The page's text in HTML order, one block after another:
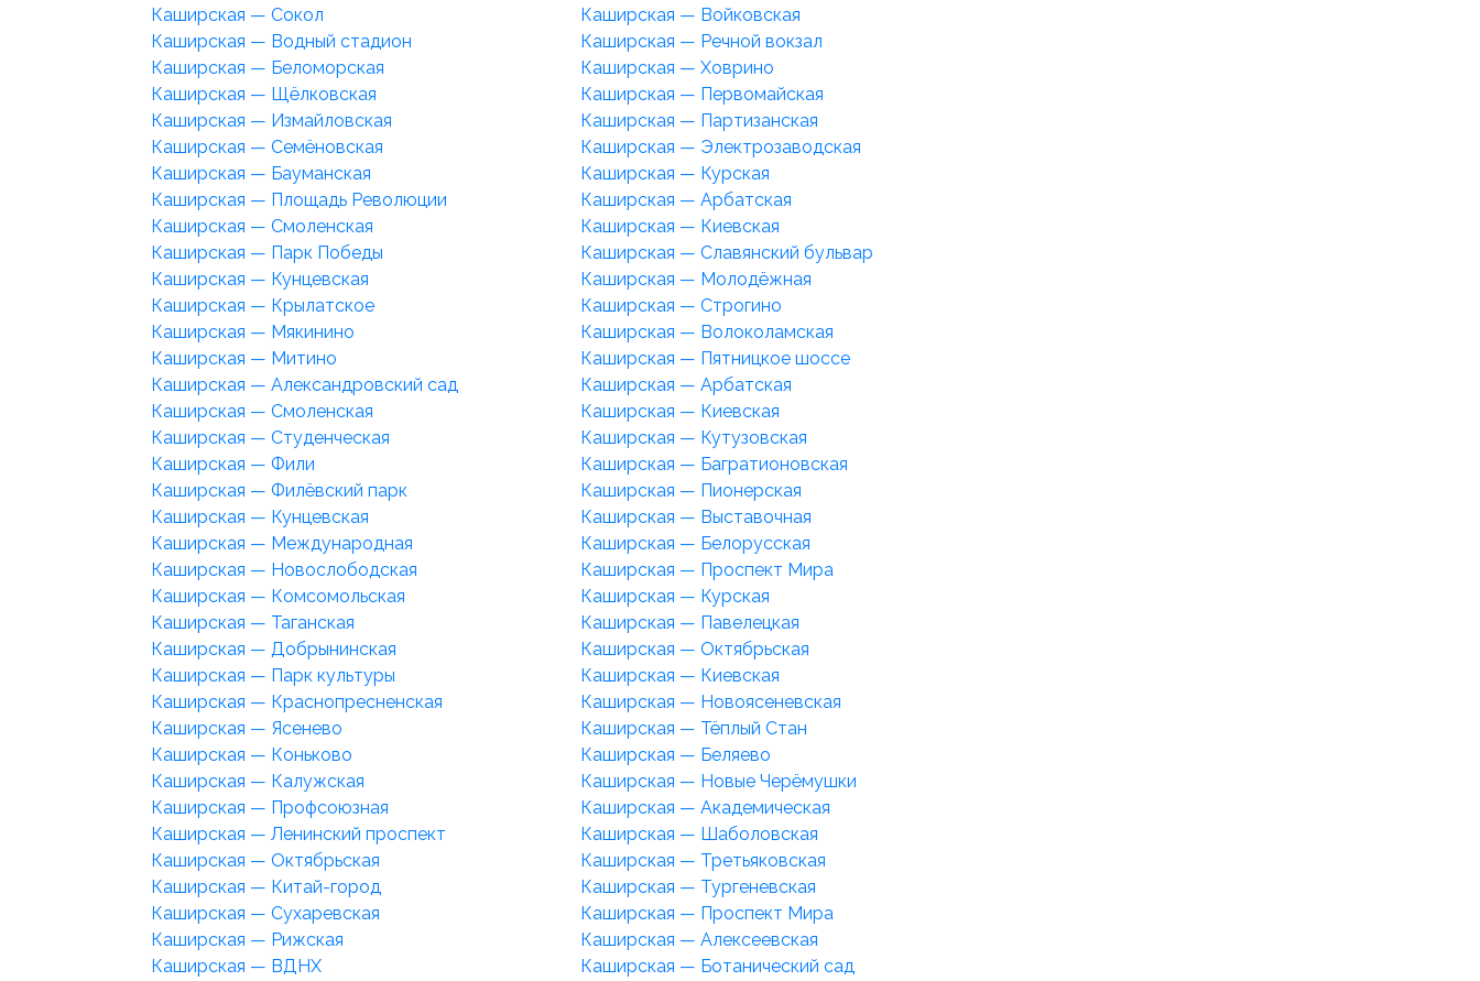
Каширская — Сокол
Каширская — Войковская
Каширская — Водный стадион
Каширская — Речной вокзал
Каширская — Беломорская
Каширская — Ховрино
Каширская — Щёлковская
Каширская — Первомайская
Каширская — Измайловская
Каширская — Партизанская
Каширская — Семёновская
Каширская — Электрозаводская
Каширская — Бауманская
Каширская — Курская
Каширская — Площадь Революции
Каширская — Арбатская
Каширская — Смоленская
Каширская — Киевская
Каширская — Парк Победы
Каширская — Славянский бульвар
Каширская — Кунцевская
Каширская — Молодёжная
Каширская — Крылатское
Каширская — Строгино
Каширская — Мякинино
Каширская — Волоколамская
Каширская — Митино
Каширская — Пятницкое шоссе
Каширская — Александровский сад
Каширская — Арбатская
Каширская — Смоленская
Каширская — Киевская
Каширская — Студенческая
Каширская — Кутузовская
Каширская — Фили
Каширская — Багратионовская
Каширская — Филёвский парк
Каширская — Пионерская
Каширская — Кунцевская
Каширская — Выставочная
Каширская — Международная
Каширская — Белорусская
Каширская — Новослободская
Каширская — Проспект Мира
Каширская — Комсомольская
Каширская — Курская
Каширская — Таганская
Каширская — Павелецкая
Каширская — Добрынинская
Каширская — Октябрьская
Каширская — Парк культуры
Каширская — Киевская
Каширская — Краснопресненская
Каширская — Новоясеневская
Каширская — Ясенево
Каширская — Тёплый Стан
Каширская — Коньково
Каширская — Беляево
Каширская — Калужская
Каширская — Новые Черёмушки
Каширская — Профсоюзная
Каширская — Академическая
Каширская — Ленинский проспект
Каширская — Шаболовская
Каширская — Октябрьская
Каширская — Третьяковская
Каширская — Китай-город
Каширская — Тургеневская
Каширская — Сухаревская
Каширская — Проспект Мира
Каширская — Рижская
Каширская — Алексеевская
Каширская — ВДНХ
Каширская — Ботанический сад